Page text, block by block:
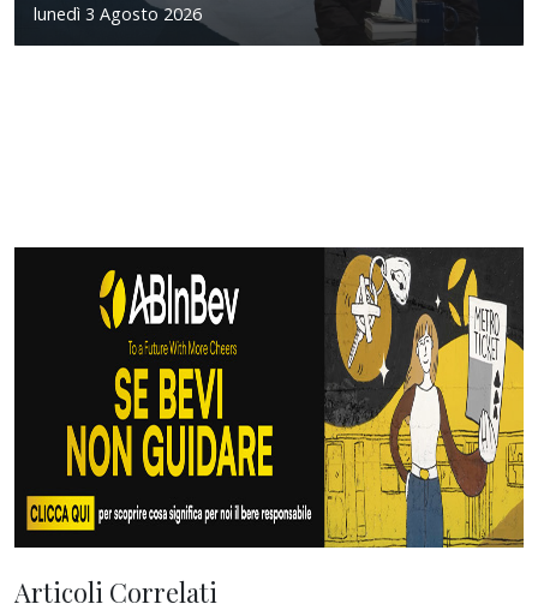
lunedì 3 Agosto 2026
Articoli Correlati